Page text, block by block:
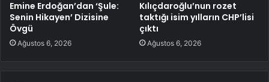
Emine Erdoğan’dan ‘Şule:
Senin Hikayen’ Dizisine
Övgü
Ağustos 6, 2026
Kılıçdaroğlu’nun rozet
taktığı isim yılların CHP’lisi
çıktı
Ağustos 6, 2026